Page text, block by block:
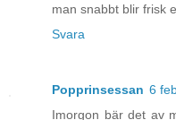
man snabbt blir frisk
Svara
Popprinsessan 6
Imorgon bär det av